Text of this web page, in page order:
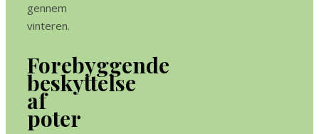
gennem
vinteren.
Forebyggende
beskyttelse
af
poter